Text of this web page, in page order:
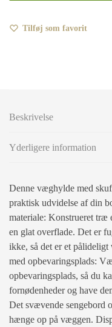
Tilføj som favorit
Beskrivelse
Yderligere information
Denne væghylde med
praktisk udvidelse af din
materiale: Konstrueret træ
en glat overflade. Det er
ikke, så det er et
med opbevaringsplads:
opbevaringsplads, så du
fornødenheder og have
Det svævende sengebord
hænge op på væggen.